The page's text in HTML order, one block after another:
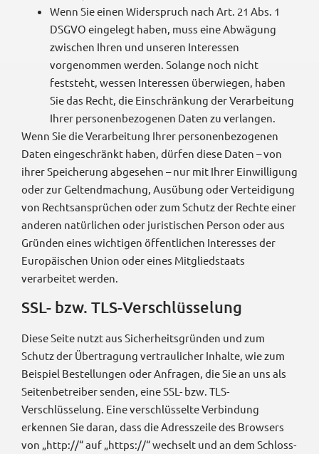
Wenn Sie einen Widerspruch nach Art. 21 Abs. 1
DSGVO eingelegt haben, muss eine Abwägung
zwischen Ihren und unseren Interessen
vorgenommen werden. Solange noch nicht
feststeht, wessen Interessen überwiegen, haben
Sie das Recht, die Einschränkung der Verarbeitung
Ihrer personenbezogenen Daten zu verlangen.
Wenn Sie die Verarbeitung Ihrer personenbezogenen
Daten eingeschränkt haben, dürfen diese Daten – von
ihrer Speicherung abgesehen – nur mit Ihrer Einwilligung
oder zur Geltendmachung, Ausübung oder Verteidigung
von Rechtsansprüchen oder zum Schutz der Rechte einer
anderen natürlichen oder juristischen Person oder aus
Gründen eines wichtigen öffentlichen Interesses der
Europäischen Union oder eines Mitgliedstaats
verarbeitet werden.
SSL- bzw. TLS-Verschlüsselung
Diese Seite nutzt aus Sicherheitsgründen und zum
Schutz der Übertragung vertraulicher Inhalte, wie zum
Beispiel Bestellungen oder Anfragen, die Sie an uns als
Seitenbetreiber senden, eine SSL- bzw. TLS-
Verschlüsselung. Eine verschlüsselte Verbindung
erkennen Sie daran, dass die Adresszeile des Browsers
von „http://“ auf „https://“ wechselt und an dem Schloss-